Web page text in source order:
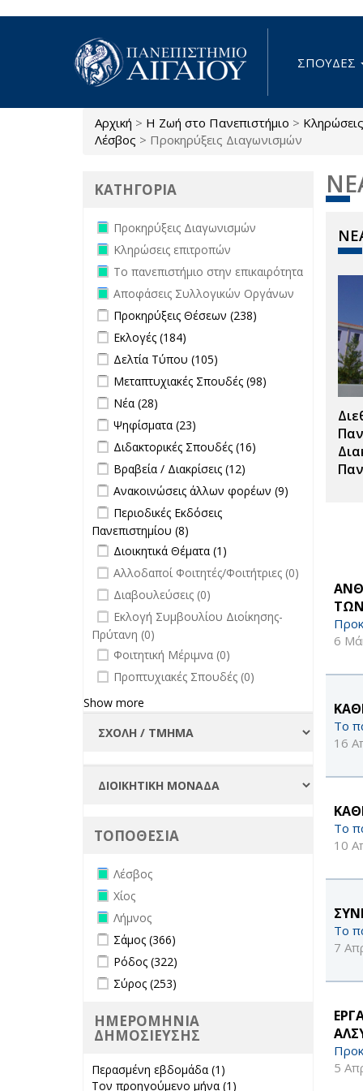
ΣΠΟΥΔΕΣ
Είστε εδώ
Αρχική > Η Ζωή στο Πανεπιστήμιο >
Λέσβος > Προκηρύξεις Διαγωνισμών
6
Το
16
Το
10
Το
7
5
ΚΑΤΗΓΟΡΙΑ
Remove Προκηρύξεις Διαγωνισμών
filter
Προκηρύξεις Διαγωνισμών
Remove Κληρώσεις επιτροπών filter
Κληρώσεις επιτροπών
Remove Το πανεπιστήμιο στην
επικαιρότητα filter
Το πανεπιστήμιο στην επικαιρότητα
Remove Αποφάσεις Συλλογικών
Οργάνων filter
Αποφάσεις Συλλογικών Οργάνων
Apply Προκηρύξεις Θέσεων filter
Προκηρύξεις Θέσεων (238)
Apply Εκλογές filter
Εκλογές (184)
Apply Δελτία Τύπου filter
Δελτία Τύπου (105)
Apply Μεταπτυχιακές Σπουδές filter
Μεταπτυχιακές Σπουδές (98)
Μεταπτυχιακές
Apply Νέα filter
Νέα (28)
Apply Ψηφίσματα filter
Ψηφίσματα (23)
Apply Διδακτορικές Σπουδές filter
Διδακτορικές Σπουδές (16)
filter
Apply Βραβεία / Διακρίσεις filter
Βραβεία / Διακρίσεις (12)
Διακρίσεις
Apply Ανακοινώσεις άλλων φορέων
filter
Ανακοινώσεις άλλων φορέων (9)
Apply Περιοδικές Εκδόσεις
Πανεπιστημίου filter
Περιοδικές Εκδόσεις
Πανεπιστημίου (8)
Εκδόσεις
Πανεπιστημίου filter
Apply Διοικητικά Θέματα filter
Διοικητικά Θέματα (1)
undefined
Αλλοδαποί Φοιτητές/Φοιτήτριες (0)
undefined
Διαβουλεύσεις (0)
undefined
Εκλογή Συμβουλίου Διοίκησης-
Πρύτανη (0)
undefined
Φοιτητική Μέριμνα (0)
undefined
Προπτυχιακές Σπουδές (0)
Show more
ΤΟΠΟΘΕΣΙΑ
Remove Λέσβος filter
Λέσβος
Remove Χίος filter
Χίος
Remove Λήμνος filter
Λήμνος
Apply Σάμος filter
Σάμος (366)
Apply Ρόδος filter
Ρόδος (322)
Apply Σύρος filter
Σύρος (253)
ΗΜΕΡΟΜΗΝΙΑ
ΔΗΜΟΣΙΕΥΣΗΣ
Περασμένη εβδομάδα (1)
Περασμένη
Τον προηγούμενο μήνα (1)